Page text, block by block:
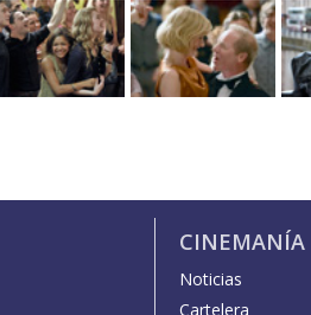
CINEMANÍA
Noticias
Cartelera